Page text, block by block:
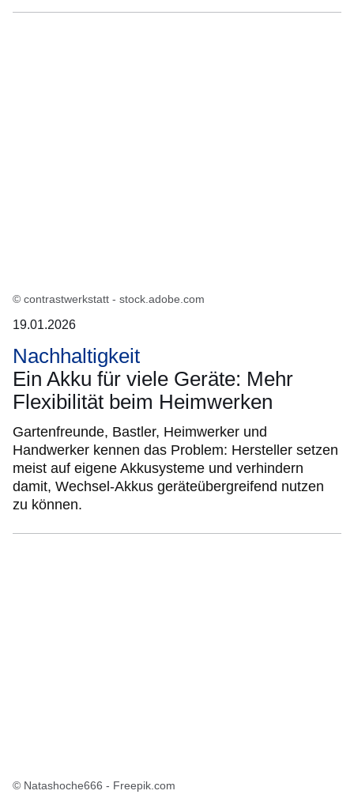
© contrastwerkstatt - stock.adobe.com
19.01.2026
Nachhaltigkeit
Ein Akku für viele Geräte: Mehr
Flexibilität beim Heimwerken
Gartenfreunde, Bastler, Heimwerker und
Handwerker kennen das Problem: Hersteller setzen
meist auf eigene Akkusysteme und verhindern
damit, Wechsel-Akkus geräteübergreifend nutzen
zu können.
© Natashoche666 - Freepik.com